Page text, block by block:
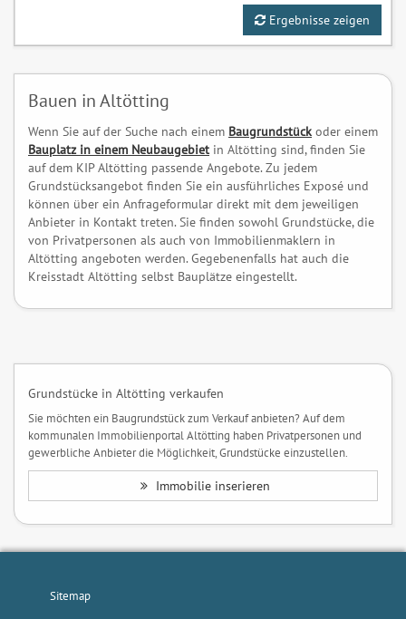
Ergebnisse zeigen
Bauen in Altötting
Wenn Sie auf der Suche nach einem Baugrundstück oder einem
Bauplatz in einem Neubaugebiet in Altötting sind, finden Sie
auf dem KIP Altötting passende Angebote. Zu jedem
Grundstücksangebot finden Sie ein ausführliches Exposé und
können über ein Anfrageformular direkt mit dem jeweiligen
Anbieter in Kontakt treten. Sie finden sowohl Grundstücke, die
von Privatpersonen als auch von Immobilienmaklern in
Altötting angeboten werden. Gegebenenfalls hat auch die
Kreisstadt Altötting selbst Bauplätze eingestellt.
Grundstücke in Altötting verkaufen
Sie möchten ein Baugrundstück zum Verkauf anbieten? Auf dem
kommunalen Immobilienportal Altötting haben Privatpersonen und
gewerbliche Anbieter die Möglichkeit, Grundstücke einzustellen.
Immobilie inserieren
Sitemap